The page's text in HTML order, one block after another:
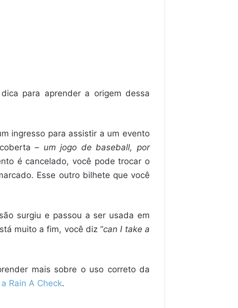
para aprender a origem dessa
ingresso para assistir a um evento
– um jogo de baseball, por
é cancelado, você pode trocar o
Esse outro bilhete que você
surgiu e passou a ser usada em
muito a fim, você diz “can I take a
mais sobre o uso correto da
Rain A Check.